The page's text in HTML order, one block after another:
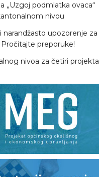
„Uzgoj podmlatka ovaca“
nivou
narandžasto upozorenje za
preporuke!
nivoa za četiri projekta